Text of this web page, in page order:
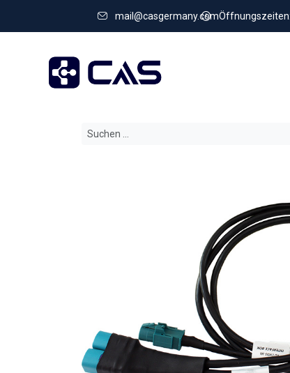
mail@casgermany.comÖffnungszeiten: